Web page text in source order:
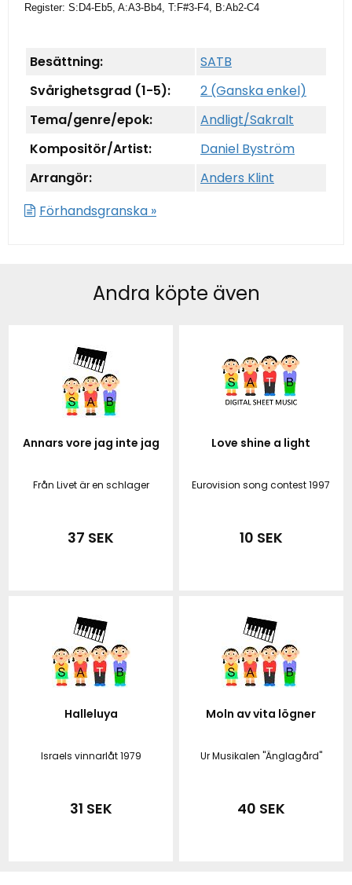
Register: S:D4-Eb5, A:A3-Bb4, T:F#3-F4, B:Ab2-C4
Besättning:
SATB
Svårighetsgrad (1-5):
2 (Ganska enkel)
Tema/genre/epok:
Andligt/Sakralt
Kompositör/Artist:
Daniel Byström
Arrangör:
Anders Klint
Förhandsgranska »
Andra köpte även
Annars vore jag inte jag
Från Livet är en schlager
37 SEK
Love shine a light
Eurovision song contest 1997
10 SEK
Halleluya
Israels vinnarlåt 1979
31 SEK
Moln av vita lögner
Ur Musikalen "Änglagård"
40 SEK